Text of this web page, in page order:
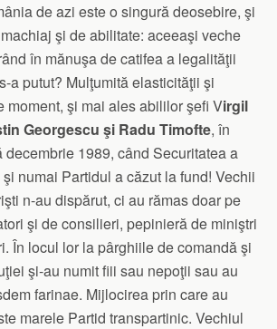
de azi este o singură deosebire, şi
şi de abilitate: aceeaşi veche
în mănuşa de catifea a legalităţii
a putut? Mulţumită elasticităţii şi
moment, şi mai ales abililor şefi Virgil
Georgescu şi Radu Timofte, în
decembrie 1989, când Securitatea a
numai Partidul a căzut la fund! Vechii
n-au dispărut, ci au rămas doar pe
şi de consilieri, pepinieră de miniştri
În locul lor la pârghiile de comandă şi
şi-au numit fiii sau nepoţii sau au
farinae. Mijlocirea prin care au
marele Partid transpartinic. Vechiul